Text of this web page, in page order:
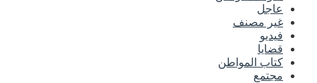
عاجل
غير مصنف
فيديو
قضايا
كتاب المواطن
مجتمع